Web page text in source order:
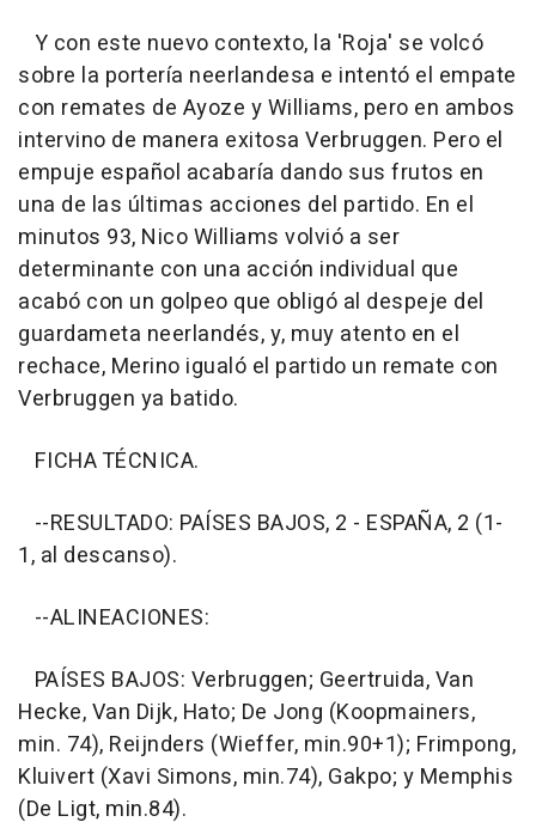
Y con este nuevo contexto, la 'Roja' se volcó
sobre la portería neerlandesa e intentó el empate
con remates de Ayoze y Williams, pero en ambos
intervino de manera exitosa Verbruggen. Pero el
empuje español acabaría dando sus frutos en
una de las últimas acciones del partido. En el
minutos 93, Nico Williams volvió a ser
determinante con una acción individual que
acabó con un golpeo que obligó al despeje del
guardameta neerlandés, y, muy atento en el
rechace, Merino igualó el partido un remate con
Verbruggen ya batido.
FICHA TÉCNICA.
--RESULTADO: PAÍSES BAJOS, 2 - ESPAÑA, 2 (1-
1, al descanso).
--ALINEACIONES:
PAÍSES BAJOS: Verbruggen; Geertruida, Van
Hecke, Van Dijk, Hato; De Jong (Koopmainers,
min. 74), Reijnders (Wieffer, min.90+1); Frimpong,
Kluivert (Xavi Simons, min.74), Gakpo; y Memphis
(De Ligt, min.84).